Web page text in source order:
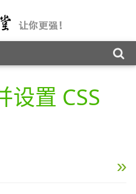
设置 CSS
jQuery css() 方法 »